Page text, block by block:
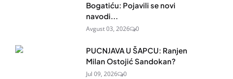
Bogatiću: Pojavili se novi
navodi...
Avgust 03, 2026 0
PUCNJAVA U ŠAPCU: Ranjen
Milan Ostojić Sandokan?
Jul 09, 2026 0